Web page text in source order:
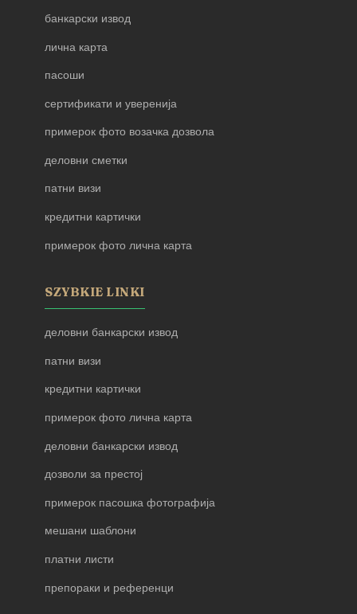
банкарски извод
лична карта
пасоши
сертификати и уверенија
примерок фото возачка дозвола
деловни сметки
патни визи
кредитни картички
примерок фото лична карта
SZYBKIE LINKI
деловни банкарски извод
патни визи
кредитни картички
примерок фото лична карта
деловни банкарски извод
дозволи за престој
примерок пасошка фотографија
мешани шаблони
платни листи
препораки и референци